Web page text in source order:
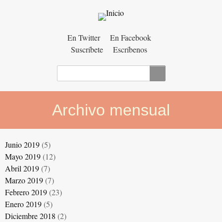
Menú
auxiliar
En Twitter
En Facebook
Suscríbete
Escríbenos
Archivo mensual
Junio 2019(5)
Mayo 2019(12)
Abril 2019(7)
Marzo 2019(7)
Febrero 2019(23)
Enero 2019(5)
Diciembre 2018 (2)